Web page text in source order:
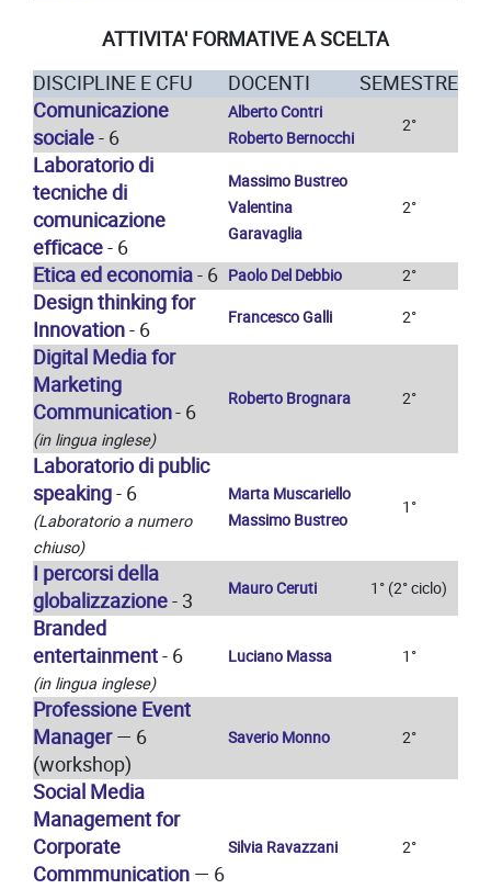
ATTIVITA' FORMATIVE A SCELTA
DISCIPLINE E CFU
DOCENTI
SEMESTRE
Comunicazione
sociale- 6
Alberto Contri
Roberto Bernocchi
2°
Laboratorio di
tecniche di
comunicazione
efficace- 6
Massimo Bustreo
Valentina
Garavaglia
2°
Etica ed economia- 6 Paolo Del Debbio 2°
Design thinking for
Innovation- 6 Francesco Galli 2°
Digital Media for
Marketing
Communication- 6
(in lingua inglese)
Roberto Brognara 2°
Laboratorio di public
speaking- 6
(Laboratorio a numero
chiuso)
Marta Muscariello
Massimo Bustreo
1°
I percorsi della
globalizzazione- 3 Mauro Ceruti 1° (2° ciclo)
Branded
entertainment- 6
(in lingua inglese)
Luciano Massa 1°
Professione Event
Manager— 6
(workshop)
Saverio Monno 2°
Social Media
Management for
Corporate
Commmunication — 6
Silvia Ravazzani 2°